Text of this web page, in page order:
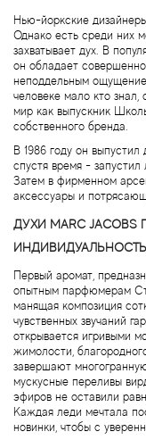
Нью-йоркские
Однако есть среди них
захватывает дух. В
он обладает
неподдельным
человеке мало кто
мир как выпускник
собственного бренда.
В 1986 году он
спустя время -
Затем в фирменном
аксессуары и
ДУХИ MARC
ИНДИВИДУАЛЬНОСТЬ
Первый аромат,
опытным парфюмерам
манящая композиция
чувственных звучаний
открывается игривыми
жимолости,
завершают
мускусные переливы
эфиров не оставили
Каждая леди мечтала
новинки, чтобы с
Bond No.9
Bottega
Bottega Veneta
Boucheron
Brecourt
Brioni
Britney Spears
Brooks Brothers
Bruno Banani
Brut